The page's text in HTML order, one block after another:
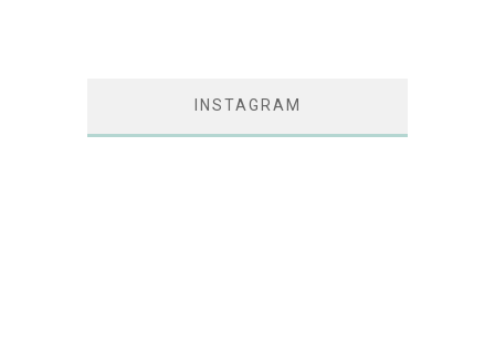
INSTAGRAM